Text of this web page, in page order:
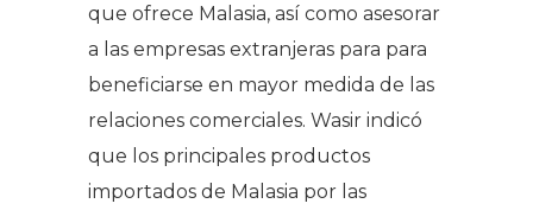
que ofrece Malasia, así como asesorar
a las empresas extranjeras para para
beneficiarse en mayor medida de las
relaciones comerciales. Wasir indicó
que los principales productos
importados de Malasia por las